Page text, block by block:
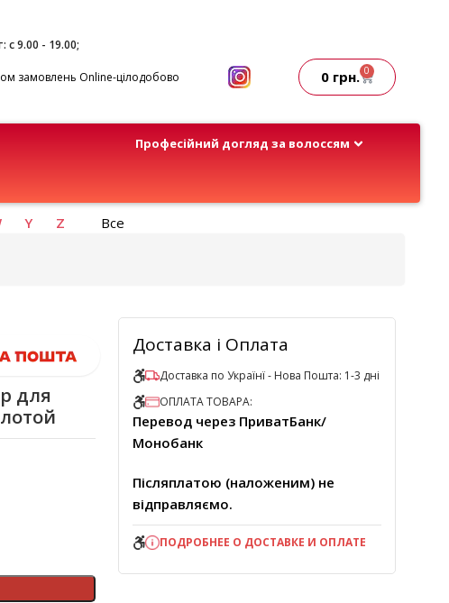
с 9.00 - 19.00;
замовлень Online-цілодобово 0 грн. 0
Професійний догляд за волоссям
Y Z
Все
для
Доставка і Оплата
Доставка по Українї - Нова Пошта: 1-3 дні
ОПЛАТА ТОВАРА:
Перевод через ПриватБанк/
Монобанк
Післяплатою (наложеним) не
відправляємо.
ПОДРОБНЕЕ О ДОСТАВКЕ И ОПЛАТЕ